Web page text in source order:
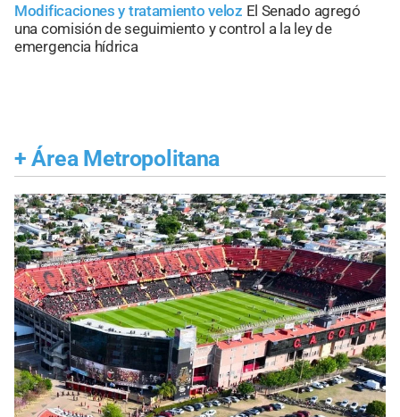
Modificaciones y tratamiento veloz El Senado agregó
una comisión de seguimiento y control a la ley de
emergencia hídrica
+ Área Metropolitana